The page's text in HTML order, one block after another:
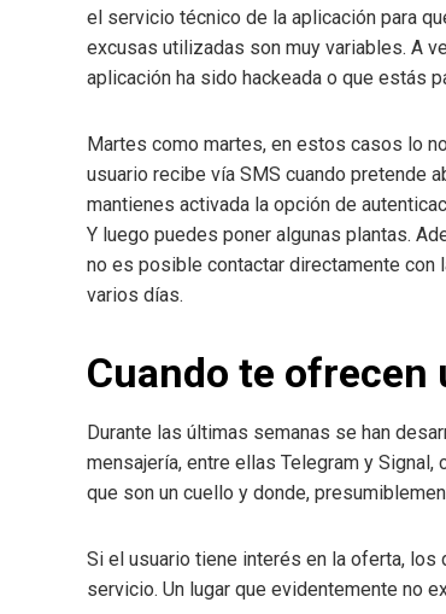
el servicio técnico de la aplicación para
excusas utilizadas son muy variables. A
aplicación ha sido hackeada o que estás
Martes como martes, en estos casos lo
usuario recibe vía SMS cuando pretende
mantienes activada la opción de
Y luego puedes poner algunas plantas.
no es posible contactar directamente
varios días.
Cuando te ofrecen
Durante las últimas semanas se han
mensajería, entre ellas Telegram y
que son un cuello y donde,
Si el usuario tiene interés en la oferta, los
servicio. Un lugar que evidentemente no